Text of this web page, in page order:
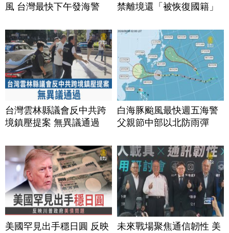
風 台灣最快下午發海警
禁離境還「被恢復國籍」
台灣雲林縣議會反中共跨
境鎮壓提案 無異議通過
白海豚颱風最快週五海警
父親節中部以北防雨彈
美國罕見出手穩日圓 反映
未來戰場聚焦通信韌性 美